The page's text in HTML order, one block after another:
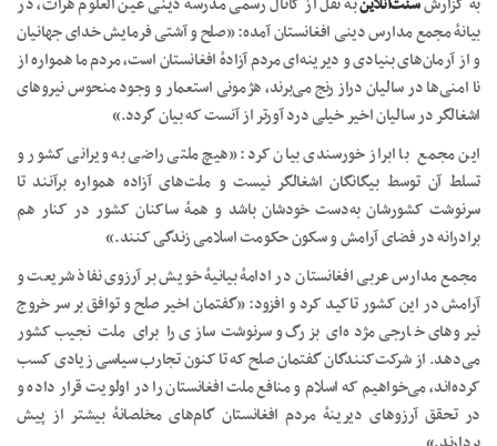
بیانهٔ مجمع مدارس دینی افغانستان آمده: «صلح و آشتی فرمایش خدای جهانیان
و از آرمان‌های بنیادی و دیرینه‌ای مردم آزادهٔ افغانستان است، مردم ما همواره از
نا امنی‌ها در سالیان دراز رنج می‌برند، هژمونی استعمار و وجود منحوس نیروهای
اشغالگر در سالیان اخیر خیلی درد آورتر از آنست که بیان گردد.»
این مجمع با ابراز خورسندی بیان کرد: «هیچ ملتی راضی به ویرانی کشور و
تسلط آن توسط بیگانگان اشغالگر نیست و ملت‌های آزاده همواره برآنند تا
سرنوشت کشور‌شان به‌دست خودشان باشد و همهٔ ساکنان کشور در کنار هم
برادرانه در فضای آرامش و سکون حکومت اسلامی زندگی کنند.»
مجمع مدارس عربی افغانستان در ادامهٔ بیانیهٔ خویش بر آرزوی نفاذ شریعت و
آرامش در این کشور تاکید کرد و افزود: «گفتمان اخیر صلح و توافق بر سر خروج
نیروهای خارجی مژده‌ای بزرگ و سرنوشت‌سازی را برای ملت نجیب کشور
می‌دهد. از شرکت‌کنندگان گفتمان صلح که تا کنون تجارب سیاسی زیادی کسب
کرده‌اند، می‌خواهیم که اسلام و منافع ملت افغانستان را در اولویت قرار داده و
در تحقق آرزوهای دیرینهٔ مردم افغانستان گام‌های مخلصانهٔ بیشتر از پیش